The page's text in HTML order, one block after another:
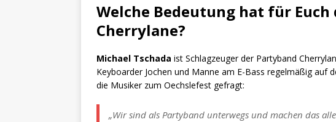
Welche Bedeutung hat für Euch
Cherrylane?
Michael Tschada ist Schlagzeuger der Partyband
Keyboarder Jochen und Manne am E-Bass regelmäßig auf
die Musiker zum Oechslefest gefragt:
„Wir sind als Partyband unterwegs und machen das